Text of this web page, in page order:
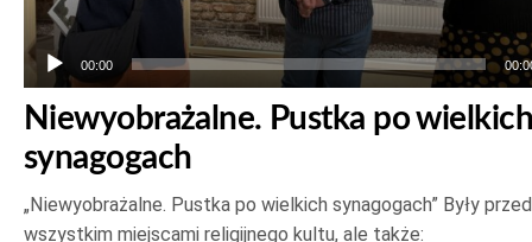
00:00
Niewyobrażalne. Pustka po wielkich
synagogach
„Niewyobrażalne. Pustka po wielkich synagogach” Były
wszystkim miejscami religijnego kultu, ale także: